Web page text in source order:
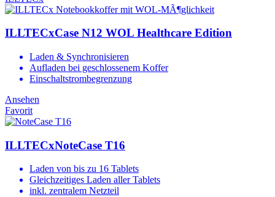
ILLTECxCase N12 WOL Healthcare Edition
Laden & Synchronisieren
Aufladen bei geschlossenem Koffer
Einschaltstrombegrenzung
Ansehen
Favorit
ILLTECxNoteCase T16
Laden von bis zu 16 Tablets
Gleichzeitiges Laden aller Tablets
inkl. zentralem Netzteil